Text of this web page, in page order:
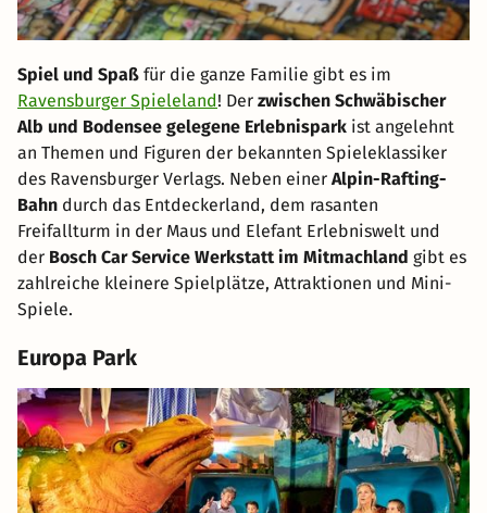
Spiel und Spaß für die ganze Familie gibt es im
Ravensburger Spieleland! Der zwischen Schwäbischer
Alb und Bodensee gelegene Erlebnispark ist angelehnt
an Themen und Figuren der bekannten Spieleklassiker
des Ravensburger Verlags. Neben einer Alpin-Rafting-
Bahn durch das Entdeckerland, dem rasanten
Freifallturm in der Maus und Elefant Erlebniswelt und
der Bosch Car Service Werkstatt im Mitmachland gibt es
zahlreiche kleinere Spielplätze, Attraktionen und Mini-
Spiele.
Europa Park